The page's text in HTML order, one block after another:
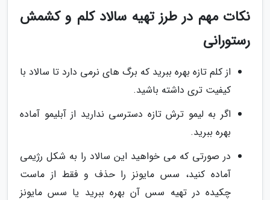
نکات مهم در طرز تهیه سالاد کلم و کشمش
رستورانی
از کلم تازه بهره ببرید که برگ های نرمی دارد تا سالاد با
کیفیت تری داشته باشید.
اگر به لیمو ترش تازه دسترسی ندارید از آبلیمو آماده
بهره ببرید.
در صورتی که می خواهید این سالاد را به شکل رژیمی
آماده کنید، سس مایونز را حذف و فقط از ماست
چکیده در تهیه سس آن بهره ببرید یا سس مایونز